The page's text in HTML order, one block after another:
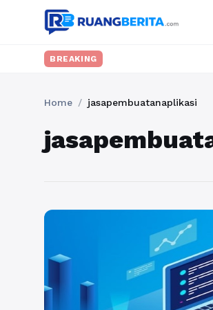
BREAKING
Home / jasapembuatanaplikasi